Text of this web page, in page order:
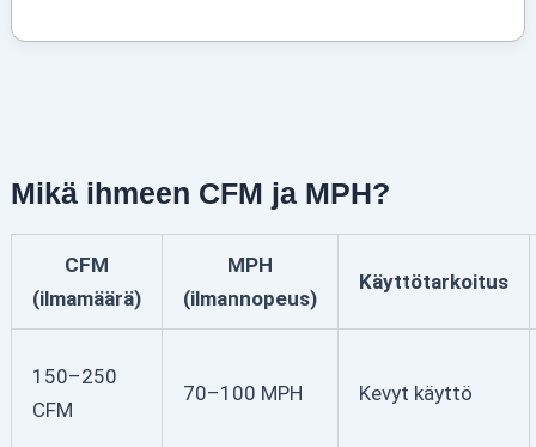
Mikä ihmeen CFM ja MPH?
CFM
(ilmamäärä)
MPH
(ilmannopeus)
Käyttötarkoitus
150–250
CFM
70–100 MPH Kevyt käyttö